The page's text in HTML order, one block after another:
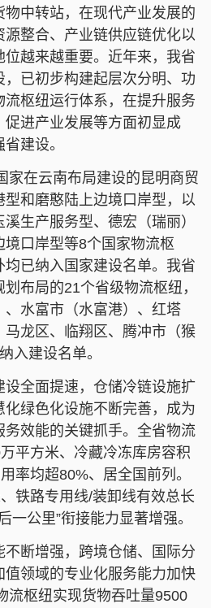
中转站，在现代产业发展的
整合、产业链供应链优化以
越来越重要。近年来，我省
已初步构建起层次分明、功
枢纽运行体系，在提升服务
促进产业发展等方面初显成
建设。
家在云南布局建设的昆明商贸
和磨憨陆上边境口岸型，以
生产服务型、德宏（瑞丽）
口岸型等8个国家物流枢
已纳入国家建设名单。我省
布局的21个省级物流枢纽，
、水富市（水富港）、红塔
马龙区、临翔区、腾冲市（猴
入建设名单。
设全面提速，仓储冷链设施扩
绿色化设施不断完善，成为
效能的关键抓手。全省物流
平方米、冷藏冷冻库房容积
率均超80%、居全国前列。
铁路专用线/装卸线有效总长
一公里”衔接能力显著增强。
不断增强，跨境仓储、国际分
领域的专业化服务能力加快
流枢纽实现货物吞吐量9500